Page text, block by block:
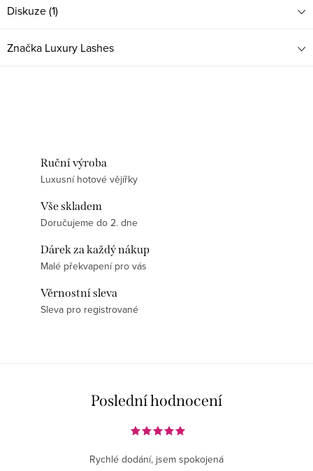
Diskuze (1)
Značka Luxury Lashes
Ruční výroba
Luxusní hotové vějířky
Vše skladem
Doručujeme do 2. dne
Dárek za každý nákup
Malé překvapení pro vás
Věrnostní sleva
Sleva pro registrované
Poslední hodnocení
Rychlé dodání, jsem spokojená